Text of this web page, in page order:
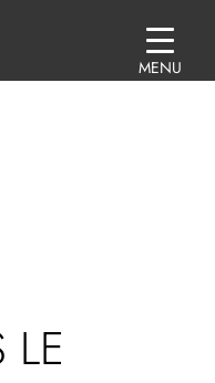
LE
MENU